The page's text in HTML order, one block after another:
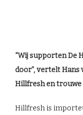
“Wij supporten De
door”, vertelt Hans
Hillfresh en trouwe
Hillfresh is